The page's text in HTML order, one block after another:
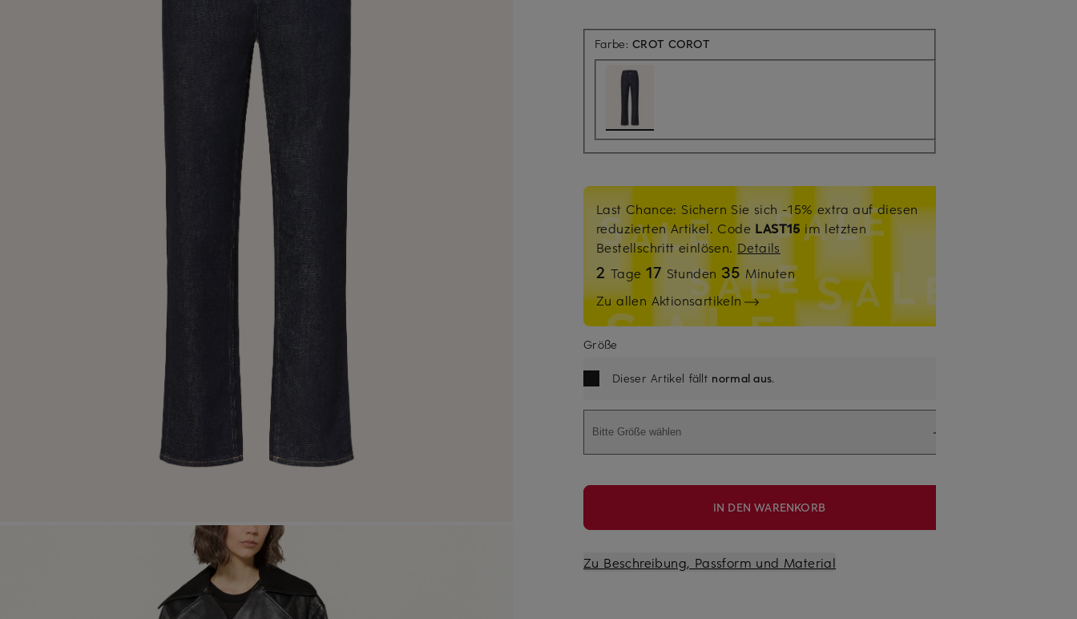
Farbe:CROT COROT
Last Chance: Sichern Sie sich -15% extra auf diesen
reduzierten Artikel. Code LAST15 im letzten
Bestellschritt einlösen. Details
2 Tage17 Stunden 35 Minuten
Zu allen Aktionsartikeln
Größe
Dieser Artikel fällt normal aus.
Bitte Größe wählen
IN DEN WARENKORB
Zu Beschreibung, Passform und Material